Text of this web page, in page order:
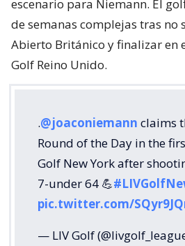
escenario para Niemann. El
de semanas complejas tras no
Abierto Británico y finalizar en
Golf Reino Unido.
.@joaconiemann claims
Round of the Day in the
Golf New York after
7-under 64 💪
pic.twitter.com/
— LIV Golf